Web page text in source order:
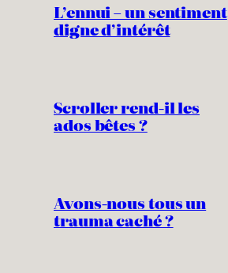
L’ennui – un sentiment
digne d’intérêt
Scroller rend-il les
ados bêtes ?
Avons-nous tous un
trauma caché ?